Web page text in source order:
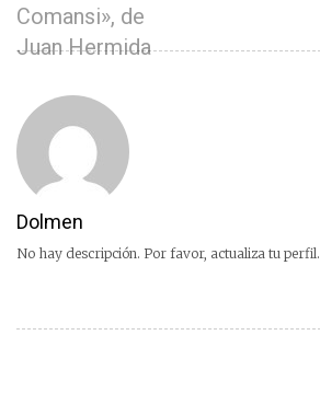
Comansi», de
Juan Hermida
Dolmen
No hay descripción. Por favor, actualiza tu perfil.